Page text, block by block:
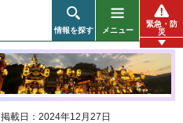
情報を探す メニュー
緊急・防
災
掲載日：2024年12月27日